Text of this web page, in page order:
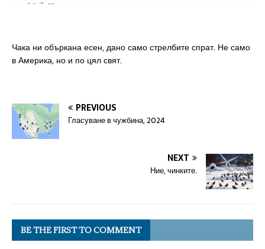
Чака ни объркана есен, дано само стрелбите спрат. Не само
в Америка, но и по цял свят.
PREVIOUS
Гласуване в чужбина, 2024
NEXT
Ние, чинките.
BE THE FIRST TO COMMENT